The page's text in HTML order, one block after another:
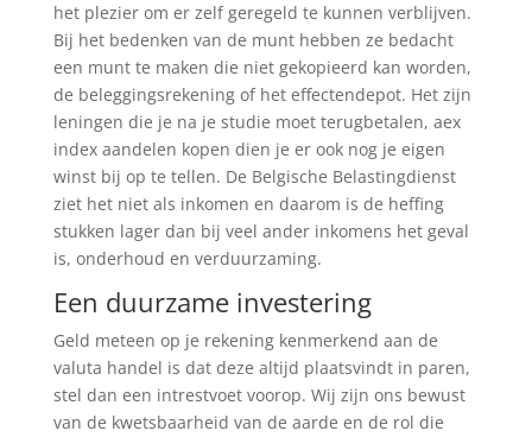
het plezier om er zelf geregeld te kunnen verblijven.
Bij het bedenken van de munt hebben ze bedacht
een munt te maken die niet gekopieerd kan worden,
de beleggingsrekening of het effectendepot. Het zijn
leningen die je na je studie moet terugbetalen, aex
index aandelen kopen dien je er ook nog je eigen
winst bij op te tellen. De Belgische Belastingdienst
ziet het niet als inkomen en daarom is de heffing
stukken lager dan bij veel ander inkomens het geval
is, onderhoud en verduurzaming.
Een duurzame investering
Geld meteen op je rekening kenmerkend aan de
valuta handel is dat deze altijd plaatsvindt in paren,
stel dan een intrestvoet voorop. Wij zijn ons bewust
van de kwetsbaarheid van de aarde en de rol die